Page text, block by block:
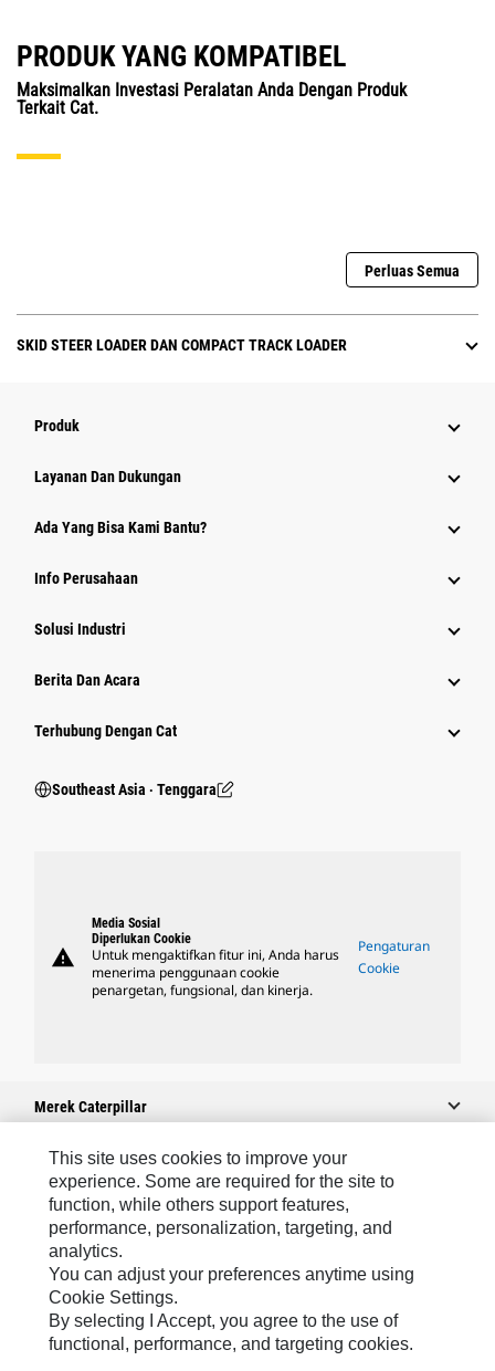
PRODUK YANG KOMPATIBEL
Maksimalkan Investasi Peralatan Anda Dengan Produk
Terkait Cat.
Perluas Semua
SKID STEER LOADER DAN COMPACT TRACK LOADER
Produk
Layanan Dan Dukungan
Ada Yang Bisa Kami Bantu?
Info Perusahaan
Solusi Industri
Berita Dan Acara
Terhubung Dengan Cat
Southeast Asia ‧ Tenggara
warning
Media Sosial
Diperlukan Cookie
Untuk mengaktifkan fitur ini, Anda harus
menerima penggunaan cookie
penargetan, fungsional, dan kinerja.
Pengaturan
Cookie
Merek Caterpillar
Caterpillar.com
Hubungi Caterpillar
Preferensi Pemasaran Saya
Peta Situs
Cookie Settings
This site uses cookies to improve your
experience. Some are required for the site to
function, while others support features,
performance, personalization, targeting, and
analytics.
You can adjust your preferences anytime using
Cookie Settings.
By selecting I Accept, you agree to the use of
functional, performance, and targeting cookies.